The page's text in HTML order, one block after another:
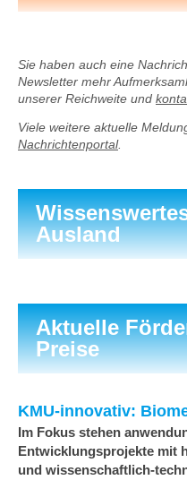
Sie haben auch eine
Newsletter mehr
unserer Reichweite und
Viele weitere aktuelle
Nachrichtenportal.
Ausland
Aktuelle
Preise
KMU-innovativ:
Im Fokus stehen
Entwicklungsprojekte mit
und wissenschaftlich-